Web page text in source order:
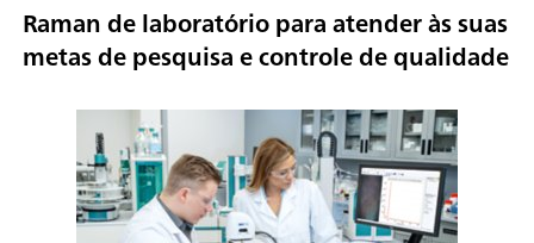
Raman de laboratório para atender às suas
metas de pesquisa e controle de qualidade